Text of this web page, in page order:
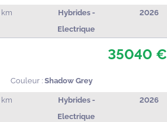
km
Hybrides -
Electrique
2026
Couleur : Shadow Grey
35040 €
km
Hybrides -
Electrique
2026